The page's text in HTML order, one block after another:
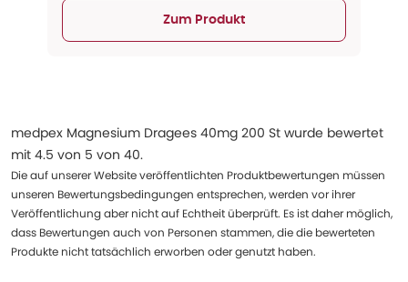
Zum Produkt
medpex Magnesium Dragees 40mg 200 St wurde bewertet
mit 4.5 von 5 von 40.
Die auf unserer Website veröffentlichten Produktbewertungen müssen
unseren Bewertungsbedingungen entsprechen, werden vor ihrer
Veröffentlichung aber nicht auf Echtheit überprüft. Es ist daher möglich,
dass Bewertungen auch von Personen stammen, die die bewerteten
Produkte nicht tatsächlich erworben oder genutzt haben.